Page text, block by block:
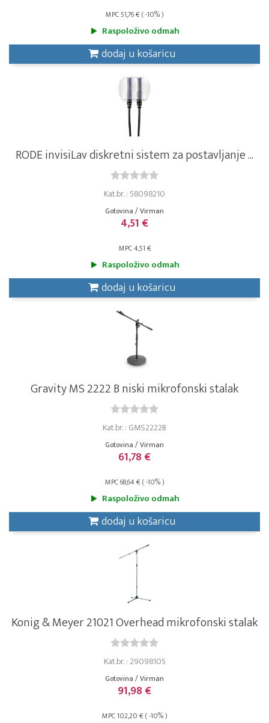
MPC 51,76 € ( -10% )
Raspoloživo odmah
dodaj u košaricu
RODE invisiLav diskretni sistem za postavljanje ...
Kat.br. : 58098210
Gotovina / Virman
4,51 €
MPC 4,51 €
Raspoloživo odmah
dodaj u košaricu
Gravity MS 2222 B niski mikrofonski stalak
Kat.br. : GMS2222B
Gotovina / Virman
61,78 €
MPC 68,64 € ( -10% )
Raspoloživo odmah
dodaj u košaricu
Konig & Meyer 21021 Overhead mikrofonski stalak
Kat.br. : 29098105
Gotovina / Virman
91,98 €
MPC 102,20 € ( -10% )